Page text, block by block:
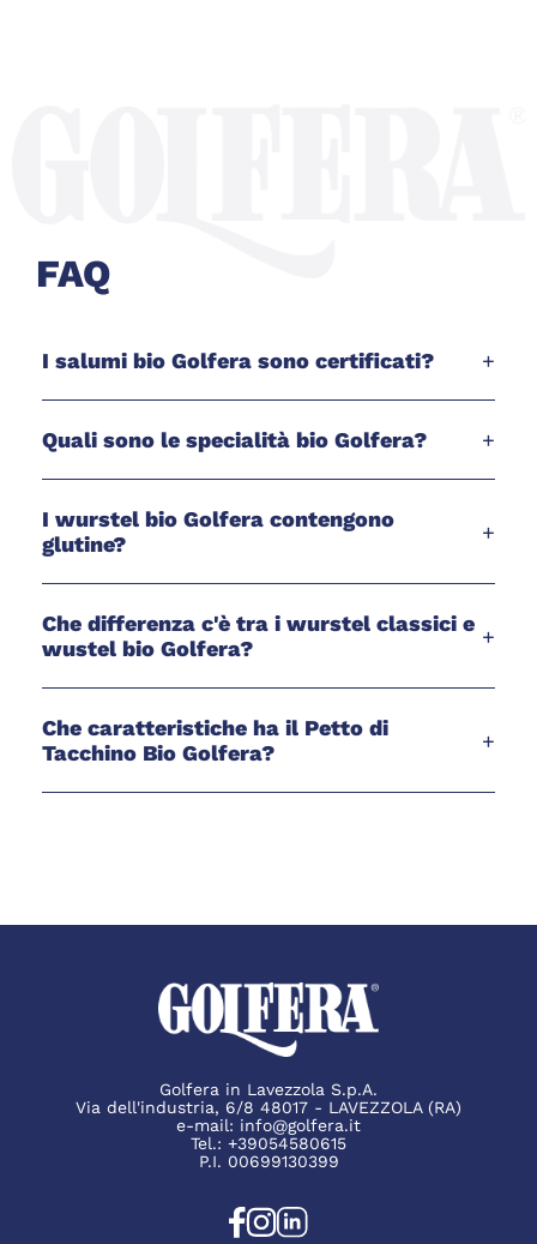
FAQ
I salumi bio Golfera sono certificati? +
Quali sono le specialità bio Golfera? +
I wurstel bio Golfera contengono
glutine?
+
Che differenza c'è tra i wurstel classici e
wustel bio Golfera?
+
Che caratteristiche ha il Petto di
Tacchino Bio Golfera?
+
Golfera in Lavezzola S.p.A.
Via dell'industria, 6/8 48017 - LAVEZZOLA (RA)
e-mail: info@golfera.it
Tel.: +39054580615
P.I. 00699130399